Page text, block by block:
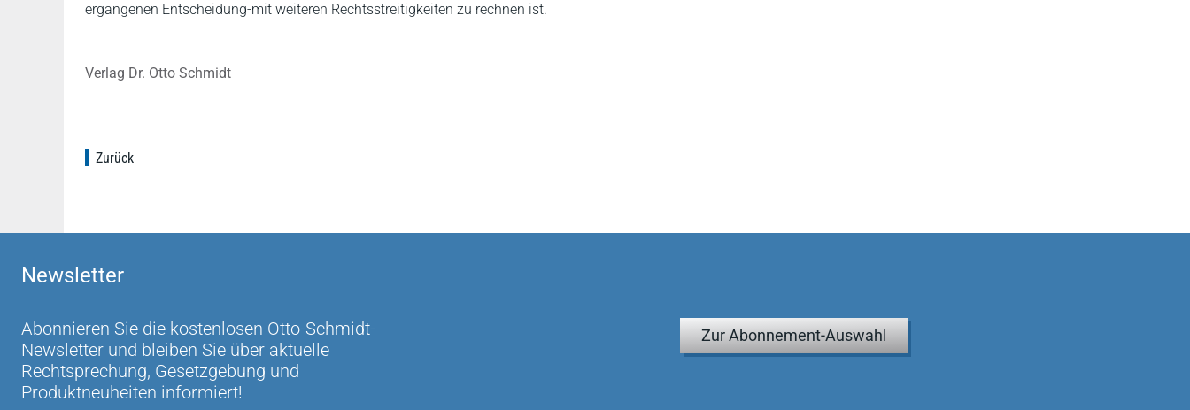
ergangenen Entscheidung-mit weiteren Rechtsstreitigkeiten zu rechnen ist.
Verlag Dr. Otto Schmidt
Zurück
Newsletter
Abonnieren Sie die kostenlosen Otto-Schmidt-
Newsletter und bleiben Sie über aktuelle
Rechtsprechung, Gesetzgebung und
Produktneuheiten informiert!
Zur Abonnement-Auswahl